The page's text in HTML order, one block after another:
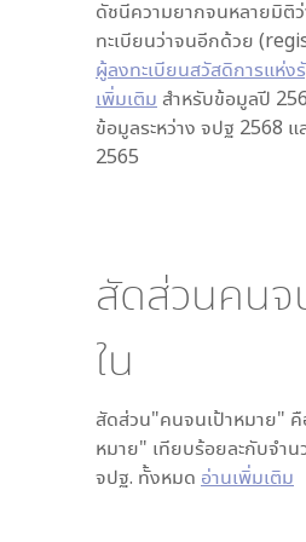
ดัชนีความยากจนหลายมิติ
ทะเบียนว่าจนอีกด้วย
ผู้ลงทะเบียนสวัสดิการแห่ง
เพิ่มเติม สำหรับข้อมูลปี
ข้อมูลระหว่าง จปฐ 2568
2565
สัดส่วนคนจ
ใน
สัดส่วน"คนจนเป้าหมาย"
หมาย" เทียบร้อยละกับจำ
จปฐ. ทั้งหมด อ่านเพิ่มเติม